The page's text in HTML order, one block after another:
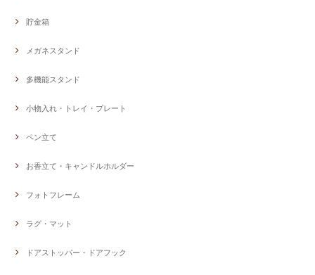
貯金箱
メガネスタンド
多機能スタンド
小物入れ・トレイ・プレート
ペン立て
お香立て・キャンドルホルダー
フォトフレーム
ラグ・マット
ドアストッパー・ドアフック